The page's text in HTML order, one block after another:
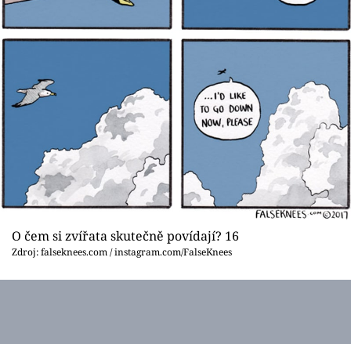
O čem si zvířata skutečně povídají? 16
Zdroj: falseknees.com / instagram.com/FalseKnees